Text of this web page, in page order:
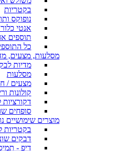
בקטריות
נופוקס
אנטי
תוספים
כל
מסלעות, מצעים,
מדיות
מסלעות
מצעים /
קולונות
דקורציות
סופחים
מוצרים שימושיים
בקטריות
דבקים
דיפ -